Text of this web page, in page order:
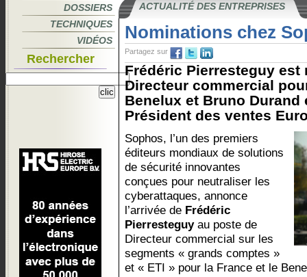
DOSSIERS
TECHNIQUES
VIDÉOS
Rechercher
ACTUALITÉ DES ENTREPRISES
Nominations chez
Partagez sur
Frédéric Pierresteguy est
Directeur commercial
Benelux et Bruno Durand
Président des ventes
Sophos, l’un des premiers
éditeurs mondiaux de solutions
de sécurité innovantes
conçues pour neutraliser les
cyberattaques, annonce
l’arrivée de Frédéric
Pierresteguyau poste de
Directeur commercial sur les
segments « grands comptes »
et « ETI » pour la France et le